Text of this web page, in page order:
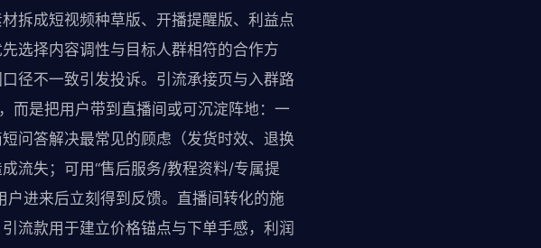
成短视频种草版、开播提醒版、利益点
选择内容调性与目标人群相符的合作方
径不一致引发投诉。引流承接页与入群路
而是把用户带到直播间或可沉淀阵地：一
问答解决最常见的顾虑（发货时效、退换
流失；可用“售后服务/教程资料/专属提
进来后立刻得到反馈。直播间转化的施
流款用于建立价格锚点与下单手感，利润